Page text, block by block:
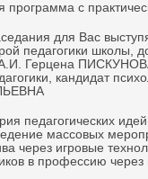
с
для Вас
педагогики школы,
А.И. Герцена
кандидат
педагогических
массовых
через игровые
в профессию через